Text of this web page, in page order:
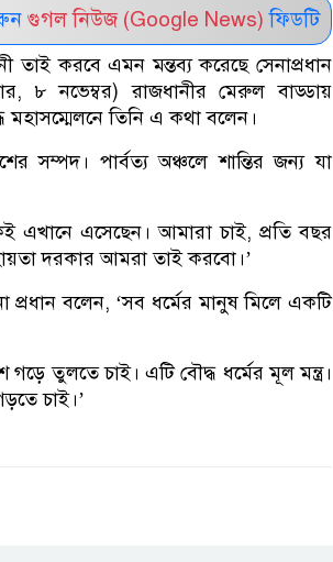
গুগল নিউজ (Google News) ফিডটি
তাই করবে এমন মন্তব্য করেছে সেনাপ্রধান
৮ নভেম্বর) রাজধানীর মেরুল বাড্ডায়
মহাসম্মেলনে তিনি এ কথা বলেন।
সম্পদ। পার্বত্য অঞ্চলে শান্তির জন্য যা
এখানে এসেছেন। আমারা চাই, প্রতি বছর
দরকার আমরা তাই করবো।’
বলেন, ‘সব ধর্মের মানুষ মিলে একটি
তুলতে চাই। এটি বৌদ্ধ ধর্মের মূল মন্ত্র।
চাই।’